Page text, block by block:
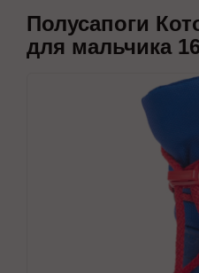
Полусапоги
для мальчика